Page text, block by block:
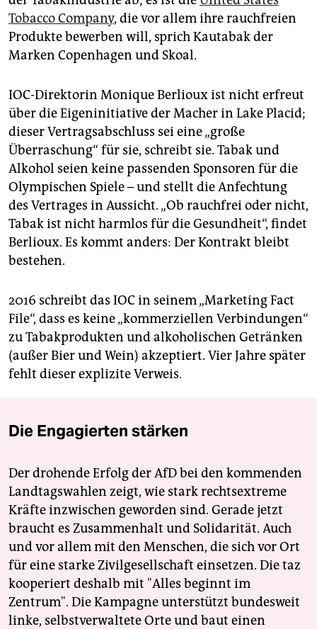
Tobacco Company, die vor allem ihre rauchfreien
Produkte bewerben will, sprich Kautabak der
Marken Copenhagen und Skoal.
IOC-Direktorin Monique Berlioux ist nicht erfreut
über die Eigen­initiative der Macher in Lake Placid;
dieser Vertragsabschluss sei eine „große
Überraschung“ für sie, schreibt sie. Tabak und
Alkohol seien keine passenden Sponsoren für die
Olympischen Spiele – und stellt die Anfechtung
des Vertrages in Aussicht. „Ob rauchfrei oder nicht,
Tabak ist nicht harmlos für die Gesundheit“, findet
Berlioux. Es kommt anders: Der Kontrakt bleibt
bestehen.
2016 schreibt das IOC in seinem „Marketing Fact
File“, dass es keine „kommerziellen Verbindungen“
zu Tabakprodukten und alkoholischen Getränken
(außer Bier und Wein) akzeptiert. Vier Jahre später
fehlt dieser explizite Verweis.
Die Engagierten stärken
Der drohende Erfolg der AfD bei den kommenden
Landtagswahlen zeigt, wie stark rechtsextreme
Kräfte inzwischen geworden sind. Gerade jetzt
braucht es Zusammenhalt und Solidarität. Auch
und vor allem mit den Menschen, die sich vor Ort
für eine starke Zivilgesellschaft einsetzen. Die taz
kooperiert deshalb mit "Alles beginnt im
Zentrum". Die Kampagne unterstützt bundesweit
linke, selbstverwaltete Orte und baut einen